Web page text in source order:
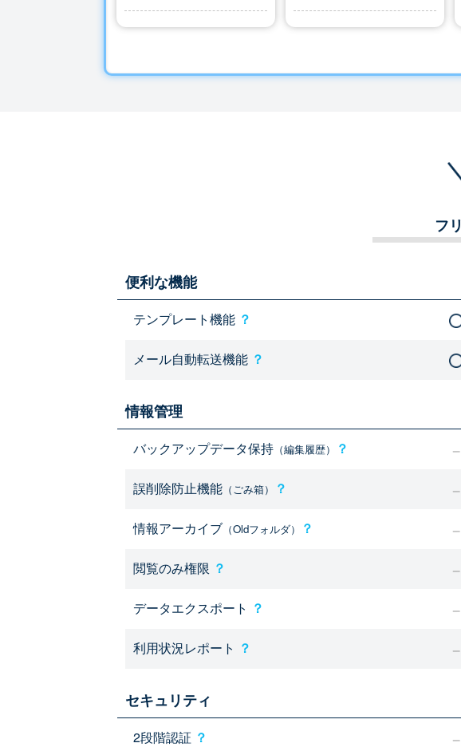
フ
便利な機能
テンプレート機能 ？
メール自動転送機能 ？
情報管理
バックアップデータ保持 （編集履歴） ？
誤削除防止機能 （ごみ箱） ？
情報アーカイブ （Oldフォルダ） ？
閲覧のみ権限 ？
データエクスポート ？
利用状況レポート ？
セキュリティ
2段階認証 ？